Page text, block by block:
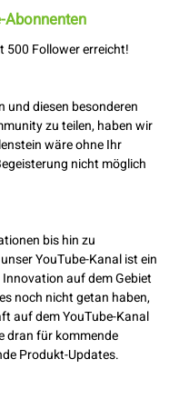
Abonnenten
500 Follower erreicht!
und diesen besonderen
zu teilen, haben wir
wäre ohne Ihr
nicht möglich
bis hin zu
YouTube-Kanal ist ein
auf dem Gebiet
noch nicht getan haben,
auf dem YouTube-Kanal
dran für kommende
Produkt-Updates.